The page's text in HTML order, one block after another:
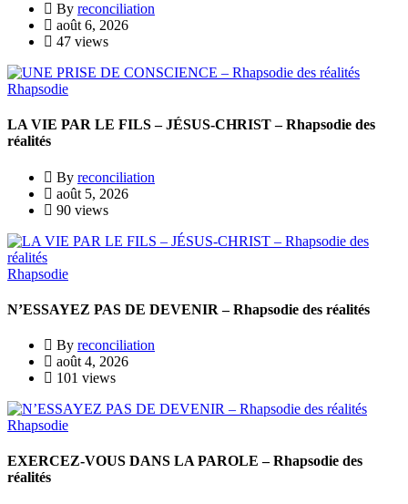
By reconciliation
août 6, 2026
47 views
Rhapsodie
LA VIE PAR LE FILS – JÉSUS-CHRIST – Rhapsodie des
réalités
By reconciliation
août 5, 2026
90 views
Rhapsodie
N’ESSAYEZ PAS DE DEVENIR – Rhapsodie des réalités
By reconciliation
août 4, 2026
101 views
Rhapsodie
EXERCEZ-VOUS DANS LA PAROLE – Rhapsodie des
réalités